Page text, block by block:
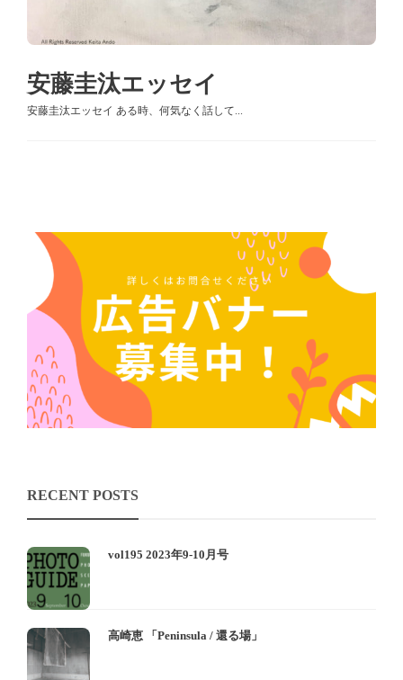
安藤圭汰エッセイ
安藤圭汰エッセイ ある時、何気なく話して...
RECENT POSTS
vol195 2023年9-10月号
高崎恵 「Peninsula / 還る場」